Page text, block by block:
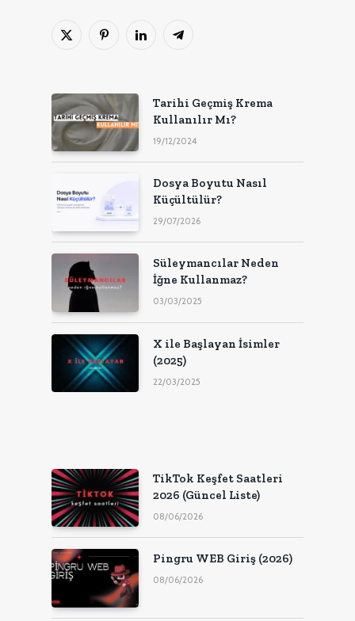
X
Pinterest'inLinkedInTelgraf
Tarihi Geçmiş Krema
Kullanılır Mı?
19/12/2024
Dosya Boyutu Nasıl
Küçültülür?
29/07/2026
Süleymancılar Neden
İğne Kullanmaz?
03/03/2025
X ile Başlayan İsimler
(2025)
22/03/2025
TikTok Keşfet Saatleri
2026 (Güncel Liste)
08/06/2026
Pingru WEB Giriş (2026)
08/06/2026